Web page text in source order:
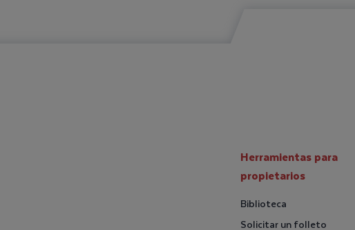
Herramientas para
propietarios
Biblioteca
Solicitar un folleto